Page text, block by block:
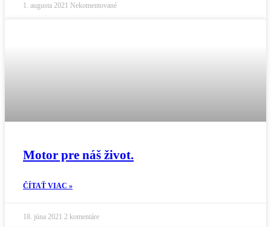
1. augusta 2021 Nekomentované
Motor pre náš život.
ČÍTAŤ VIAC »
18. júna 2021 2 komentáre